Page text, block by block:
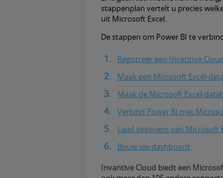
stappenplan vertelt u precies
uit Microsoft Excel.
De stappen om Power BI te
Registreer een Invantive
Maak een Microsoft Excel-
Maak de Microsoft Excel-
Verbind Power BI met
Laad gegevens van Microsoft
Bouw uw dashboard.
Invantive Cloud biedt een